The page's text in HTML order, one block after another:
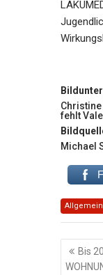
fehlt
Michael
Allgemein
Bis